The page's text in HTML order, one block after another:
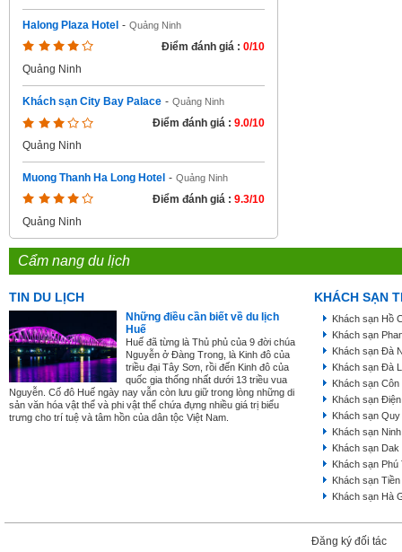
Halong Plaza Hotel - Quảng Ninh
Điểm đánh giá : 0/10
Quảng Ninh
Khách sạn City Bay Palace - Quảng Ninh
Điểm đánh giá : 9.0/10
Quảng Ninh
Muong Thanh Ha Long Hotel - Quảng Ninh
Điểm đánh giá : 9.3/10
Quảng Ninh
Cẩm nang du lịch
TIN DU LỊCH
Những điều cần biết về du lịch
Huế
Huế đã từng là Thủ phủ của 9 đời chúa
Nguyễn ở Đàng Trong, là Kinh đô của
triều đại Tây Sơn, rồi đến Kinh đô của
quốc gia thống nhất dưới 13 triều vua
Nguyễn. Cố đô Huế ngày nay vẫn còn lưu giữ trong lòng những di
sản văn hóa vật thể và phi vật thể chứa đựng nhiều giá trị biểu
trưng cho trí tuệ và tâm hồn của dân tộc Việt Nam.
KHÁCH SẠN
Khách sạn Hồ
Khách sạn
Khách sạn Đà
Khách sạn Đà
Khách sạn
Khách sạn
Khách sạn
Khách sạn
Khách sạn Dak
Khách sạn Phú
Khách sạn
Khách sạn Hà
Đăng ký đối tác